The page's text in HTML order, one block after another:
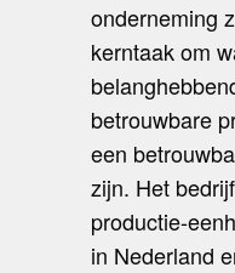
onderneming
kerntaak om
betrouwbare
een
zijn. Het
productie-
in Nederland